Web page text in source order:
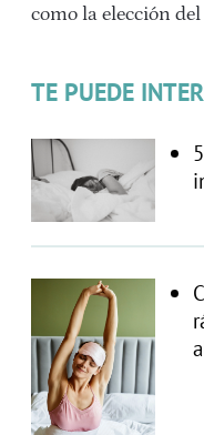
como la elección
TE PUEDE